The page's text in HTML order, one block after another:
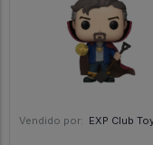
Vendido por: EXP Club Toys